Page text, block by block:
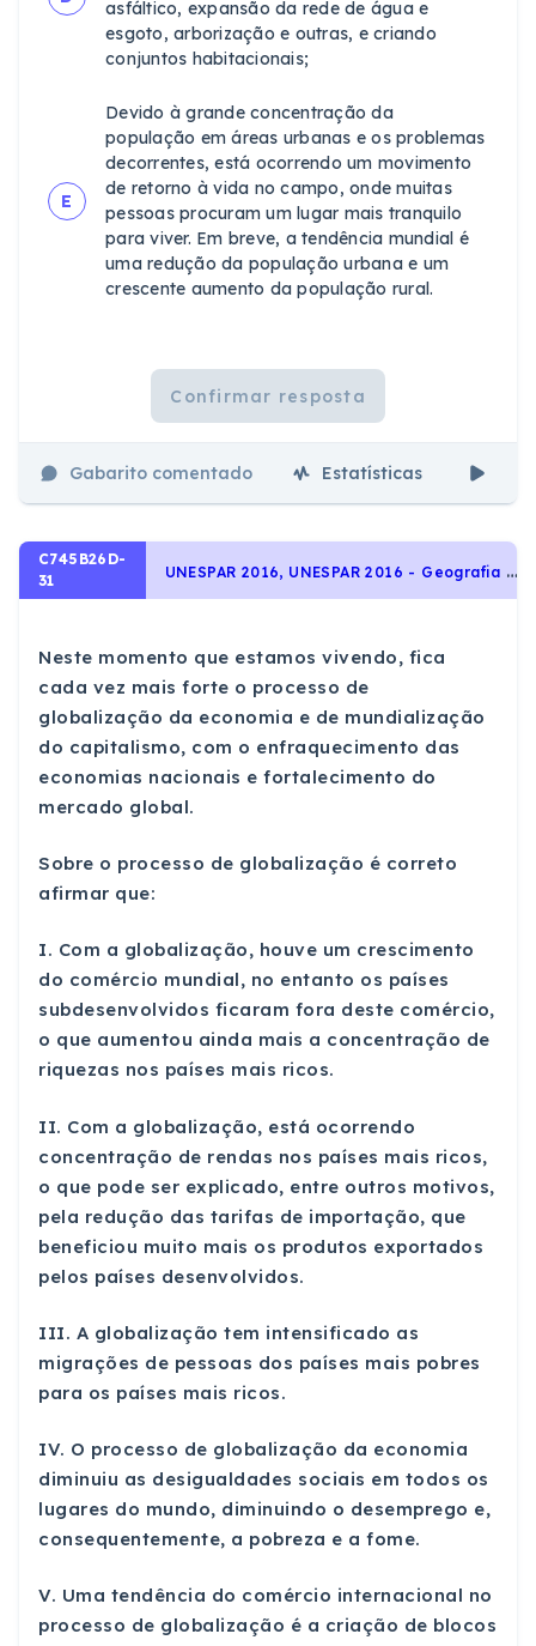
asfáltico, expansão da rede de água e
esgoto, arborização e outras, e criando
conjuntos habitacionais;
E
Devido à grande concentração da
população em áreas urbanas e os problemas
decorrentes, está ocorrendo um movimento
de retorno à vida no campo, onde muitas
pessoas procuram um lugar mais tranquilo
para viver. Em breve, a tendência mundial é
uma redução da população urbana e um
crescente aumento da população rural.
Confirmar resposta
Gabarito comentado Estatísticas
C745B26D-
31
U
NESPAR 2016, UNESPAR 2016 - Geografia - Globalização
Neste momento que estamos vivendo, fica
cada vez mais forte o processo de
globalização da economia e de mundialização
do capitalismo, com o enfraquecimento das
economias nacionais e fortalecimento do
mercado global.
Sobre o processo de globalização é correto
afirmar que:
I. Com a globalização, houve um crescimento
do comércio mundial, no entanto os países
subdesenvolvidos ficaram fora deste comércio,
o que aumentou ainda mais a concentração de
riquezas nos países mais ricos.
II. Com a globalização, está ocorrendo
concentração de rendas nos países mais ricos,
o que pode ser explicado, entre outros motivos,
pela redução das tarifas de importação, que
beneficiou muito mais os produtos exportados
pelos países desenvolvidos.
III. A globalização tem intensificado as
migrações de pessoas dos países mais pobres
para os países mais ricos.
IV. O processo de globalização da economia
diminuiu as desigualdades sociais em todos os
lugares do mundo, diminuindo o desemprego e,
consequentemente, a pobreza e a fome.
V. Uma tendência do comércio internacional no
processo de globalização é a criação de blocos